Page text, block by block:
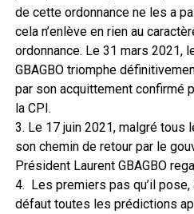
de cette ordonnance ne les a
cela n’enlève en rien au
ordonnance. Le 31 mars 2021,
GBAGBO triomphe
par son acquittement confirmé
la CPI.
3. Le 17 juin 2021, malgré
son chemin de retour par le
Président Laurent GBAGBO
4. Les premiers pas qu’il pose,
défaut toutes les prédictions